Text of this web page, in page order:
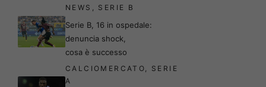
NEWS SERIE B
Serie B, 16 in ospedale:
denuncia shock,
cosa è successo
CALCIOMERCATO
SERIE
A